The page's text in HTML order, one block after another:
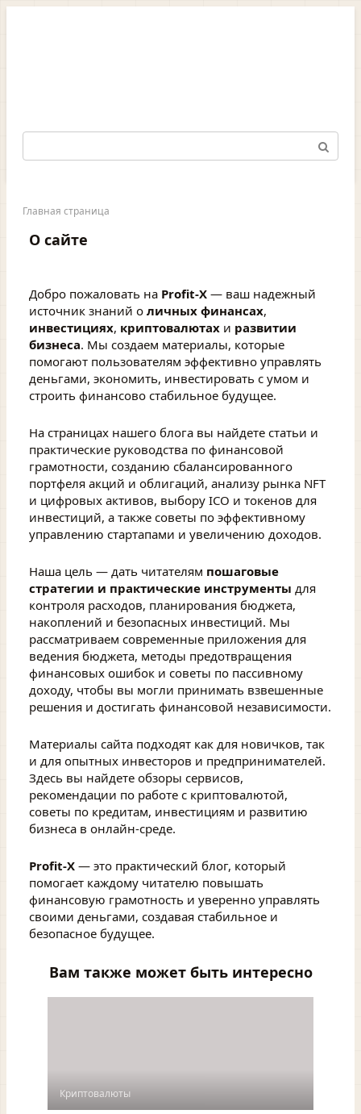
Поиск:
Главная страница
О сайте
Добро пожаловать на Profit-X — ваш надежный
источник знаний о личных финансах,
инвестициях, криптовалютах и развитии
бизнеса. Мы создаем материалы, которые
помогают пользователям эффективно управлять
деньгами, экономить, инвестировать с умом и
строить финансово стабильное будущее.
На страницах нашего блога вы найдете статьи и
практические руководства по финансовой
грамотности, созданию сбалансированного
портфеля акций и облигаций, анализу рынка NFT
и цифровых активов, выбору ICO и токенов для
инвестиций, а также советы по эффективному
управлению стартапами и увеличению доходов.
Наша цель — дать читателям пошаговые
стратегии и практические инструменты для
контроля расходов, планирования бюджета,
накоплений и безопасных инвестиций. Мы
рассматриваем современные приложения для
ведения бюджета, методы предотвращения
финансовых ошибок и советы по пассивному
доходу, чтобы вы могли принимать взвешенные
решения и достигать финансовой независимости.
Материалы сайта подходят как для новичков, так
и для опытных инвесторов и предпринимателей.
Здесь вы найдете обзоры сервисов,
рекомендации по работе с криптовалютой,
советы по кредитам, инвестициям и развитию
бизнеса в онлайн-среде.
Profit-X — это практический блог, который
помогает каждому читателю повышать
финансовую грамотность и уверенно управлять
своими деньгами, создавая стабильное и
безопасное будущее.
Вам также может быть интересно
Криптовалюты